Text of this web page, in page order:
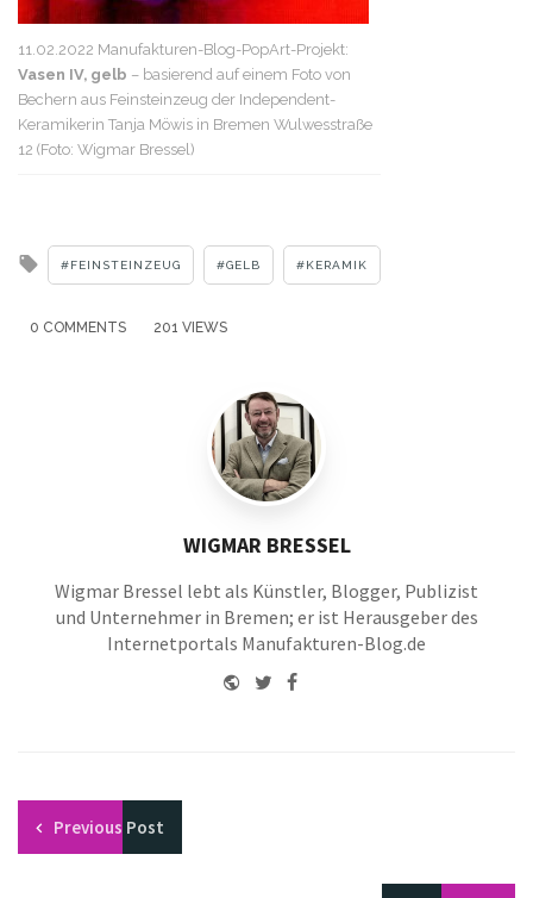
11.02.2022 Manufakturen-Blog-PopArt-Projekt:
Vasen IV, gelb – basierend auf einem Foto von
Bechern aus Feinsteinzeug der Independent-
Keramikerin Tanja Möwis in Bremen Wulwesstraße
12 (Foto: Wigmar Bressel)
Tagged
FEINSTEINZEUG GELB KERAMIK
0 COMMENTS 201 VIEWS
WIGMAR BRESSEL
Wigmar Bressel lebt als Künstler, Blogger, Publizist
und Unternehmer in Bremen; er ist Herausgeber des
Internetportals Manufakturen-Blog.de
WebsiteTwitterFacebook
Previous Post